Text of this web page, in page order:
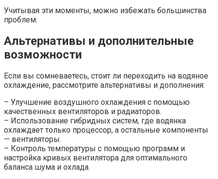
Учитывая эти моменты, можно избежать большинства
проблем.
Альтернативы и дополнительные
возможности
Если вы сомневаетесь, стоит ли переходить на водяное
охлаждение, рассмотрите альтернативы и дополнения:
– Улучшение воздушного охлаждения с помощью
качественных вентиляторов и радиаторов.
– Использование гибридных систем, где водянка
охлаждает только процессор, а остальные компоненты
— вентиляторы.
– Контроль температуры с помощью программ и
настройка кривых вентилятора для оптимального
баланса шума и охлада.